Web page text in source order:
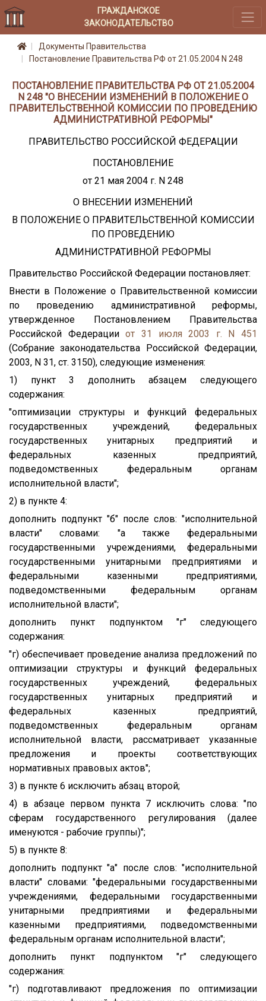
ГРАЖДАНСКОЕ
ЗАКОНОДАТЕЛЬСТВО
Документы Правительства
Постановление Правительства РФ от 21.05.2004 N 248
ПОСТАНОВЛЕНИЕ ПРАВИТЕЛЬСТВА РФ ОТ 21.05.2004
N 248 "О ВНЕСЕНИИ ИЗМЕНЕНИЙ В ПОЛОЖЕНИЕ О
ПРАВИТЕЛЬСТВЕННОЙ КОМИССИИ ПО ПРОВЕДЕНИЮ
АДМИНИСТРАТИВНОЙ РЕФОРМЫ"
ПРАВИТЕЛЬСТВО РОССИЙСКОЙ ФЕДЕРАЦИИ
ПОСТАНОВЛЕНИЕ
от 21 мая 2004 г. N 248
О ВНЕСЕНИИ ИЗМЕНЕНИЙ
В ПОЛОЖЕНИЕ О ПРАВИТЕЛЬСТВЕННОЙ КОМИССИИ
ПО ПРОВЕДЕНИЮ
АДМИНИСТРАТИВНОЙ РЕФОРМЫ
Правительство Российской Федерации постановляет:
Внести в Положение о Правительственной комиссии
по проведению административной реформы,
утвержденное Постановлением Правительства
Российской Федерацииот 31 июля 2003 г. N 451
(Собрание законодательства Российской Федерации,
2003, N 31, ст. 3150), следующие изменения:
1) пункт 3 дополнить абзацем следующего
содержания:
"оптимизации структуры и функций федеральных
государственных учреждений, федеральных
государственных унитарных предприятий и
федеральных казенных предприятий,
подведомственных федеральным органам
исполнительной власти";
2) в пункте 4:
дополнить подпункт "б" после слов: "исполнительной
власти" словами: "а также федеральными
государственными учреждениями, федеральными
государственными унитарными предприятиями и
федеральными казенными предприятиями,
подведомственными федеральным органам
исполнительной власти";
дополнить пункт подпунктом "г" следующего
содержания:
"г) обеспечивает проведение анализа предложений по
оптимизации структуры и функций федеральных
государственных учреждений, федеральных
государственных унитарных предприятий и
федеральных казенных предприятий,
подведомственных федеральным органам
исполнительной власти, рассматривает указанные
предложения и проекты соответствующих
нормативных правовых актов";
3) в пункте 6 исключить абзац второй;
4) в абзаце первом пункта 7 исключить слова: "по
сферам государственного регулирования (далее
именуются - рабочие группы)";
5) в пункте 8:
дополнить подпункт "а" после слов: "исполнительной
власти" словами: "федеральными государственными
учреждениями, федеральными государственными
унитарными предприятиями и федеральными
казенными предприятиями, подведомственными
федеральным органам исполнительной власти";
дополнить пункт подпунктом "г" следующего
содержания:
"г) подготавливают предложения по оптимизации